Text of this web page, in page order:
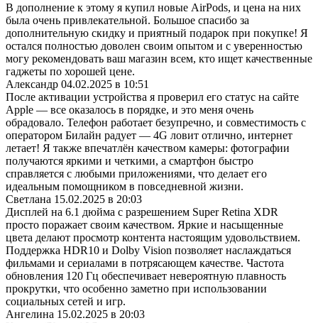
В дополнение к этому я купил новые AirPods, и цена на них
была очень привлекательной. Большое спасибо за
дополнительную скидку и приятный подарок при покупке! Я
остался полностью доволен своим опытом и с уверенностью
могу рекомендовать ваш магазин всем, кто ищет качественные
гаджеты по хорошей цене.
Александр 04.02.2025 в 10:51
После активации устройства я проверил его статус на сайте
Apple — все оказалось в порядке, и это меня очень
обрадовало. Телефон работает безупречно, и совместимость с
оператором Билайн радует — 4G ловит отлично, интернет
летает! Я также впечатлён качеством камеры: фотографии
получаются яркими и четкими, а смартфон быстро
справляется с любыми приложениями, что делает его
идеальным помощником в повседневной жизни.
Светлана 15.02.2025 в 20:03
Дисплей на 6.1 дюйма с разрешением Super Retina XDR
просто поражает своим качеством. Яркие и насыщенные
цвета делают просмотр контента настоящим удовольствием.
Поддержка HDR10 и Dolby Vision позволяет наслаждаться
фильмами и сериалами в потрясающем качестве. Частота
обновления 120 Гц обеспечивает невероятную плавность
прокрутки, что особенно заметно при использовании
социальных сетей и игр.
Ангелина 15.02.2025 в 20:03